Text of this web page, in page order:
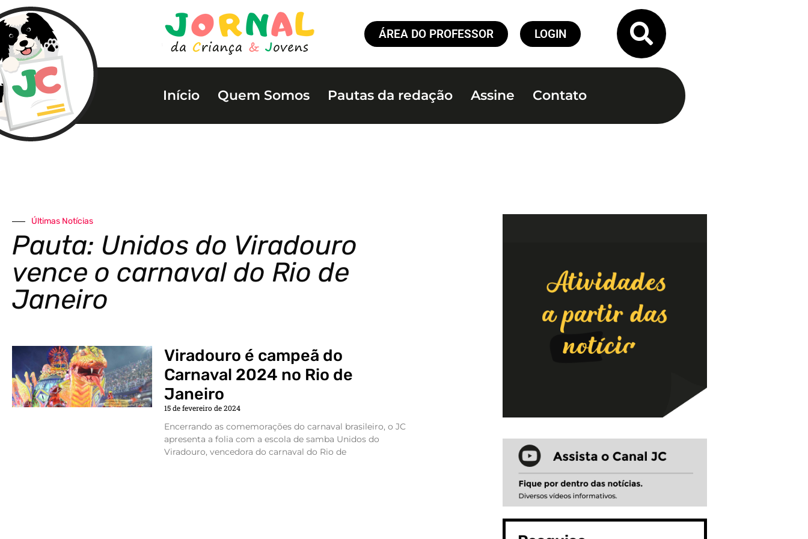
ÁREA DO PROFESSOR LOGIN
Início Quem Somos Pautas da redação Assine Contato
Últimas Notícias
Pauta: Unidos do Viradouro
vence o carnaval do Rio de
Janeiro
Viradouro é campeã do
Carnaval 2024 no Rio de
Janeiro
15 de fevereiro de 2024
Encerrando as comemorações do carnaval brasileiro, o JC
apresenta a folia com a escola de samba Unidos do
Viradouro, vencedora do carnaval do Rio de